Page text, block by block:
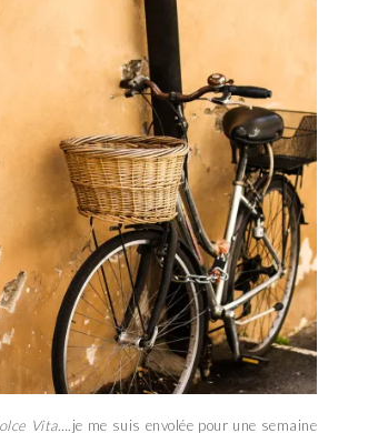
Vita….je me suis envolée pour une semaine